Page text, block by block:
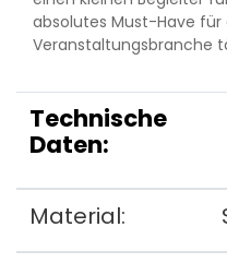
absolutes Must-Have für
Veranstaltungsbranche
Technische
Daten:
Material: